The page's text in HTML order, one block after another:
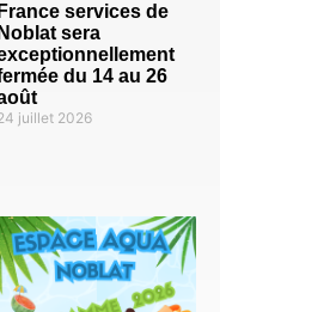
France services de
Noblat sera
du 14 au 26
juillet 2026